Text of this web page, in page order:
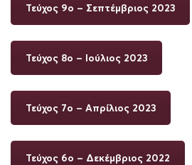
Τεύχος 9ο – Σεπτέμβριος 2023
Τεύχος 8ο – Ιούλιος 2023
Τεύχος 7ο – Απρίλιος 2023
Τεύχος 6ο – Δεκέμβριος 2022